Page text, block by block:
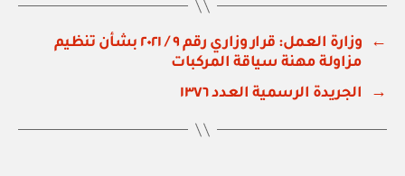
←
وزارة العمل: قرار وزاري رقم ٩ / ٢٠٢١ بشأن تنظيم
مزاولة مهنة سياقة المركبات
→
الجريدة الرسمية العدد ١٣٧٦